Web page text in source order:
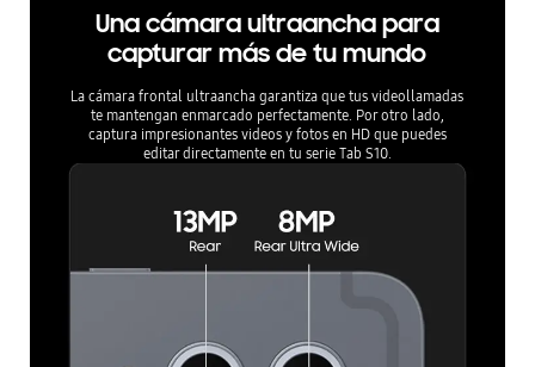
Una cámara ultraancha para
capturar más de tu mundo
La cámara frontal ultraancha garantiza que tus videollamadas
te mantengan enmarcado perfectamente. Por otro lado,
captura impresionantes videos y fotos en HD que puedes
editar directamente en tu serie Tab S10.